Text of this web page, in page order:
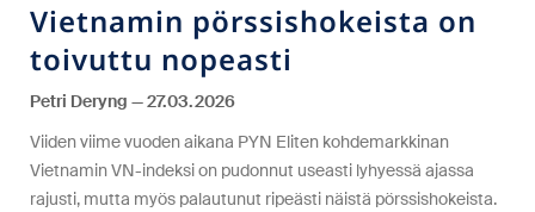
Vietnamin pörssishokeista on
toivuttu nopeasti
Petri Deryng
27.03.2026
Viiden viime vuoden aikana PYN Eliten kohdemarkkinan
Vietnamin VN-indeksi on pudonnut useasti lyhyessä ajassa
rajusti, mutta myös palautunut ripeästi näistä pörssishokeista.